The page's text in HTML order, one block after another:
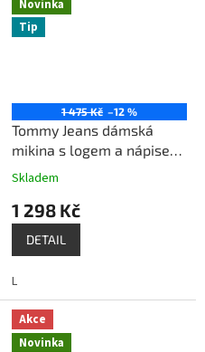
Novinka
Tip
1 475 Kč –12 %
Tommy Jeans dámská
mikina s logem a nápisem
J92H6ZCF bílá
Skladem
1 298 Kč
DETAIL
L
Akce
Novinka